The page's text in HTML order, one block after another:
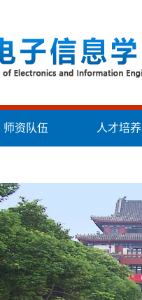
师资队伍 人才培养